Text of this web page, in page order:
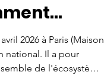
dans
France ?
2026 à Paris (Maison
national. Il a pour
de l'écosystème